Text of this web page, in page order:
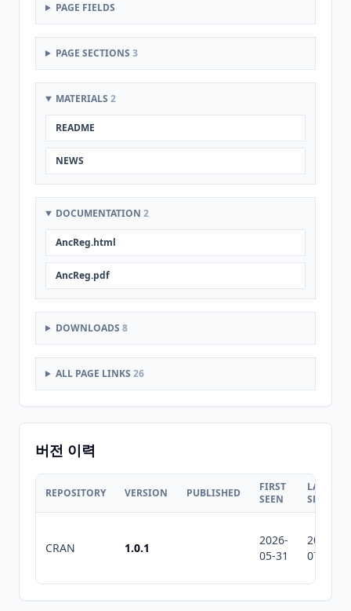
PAGE FIELDS
PAGE SECTIONS 3
MATERIALS 2
README
NEWS
DOCUMENTATION 2
AncReg.html
AncReg.pdf
DOWNLOADS 8
ALL PAGE LINKS 26
버전 이력
REPOSITORY VERSION PUBLISHED
FIRST
SEEN
LAST
SEEN
CRAN 1.0.1
2026-
05-31
2026-
07-10